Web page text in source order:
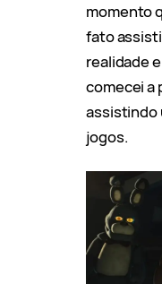
momento
fato
realidade
comecei a
assistindo
jogos.